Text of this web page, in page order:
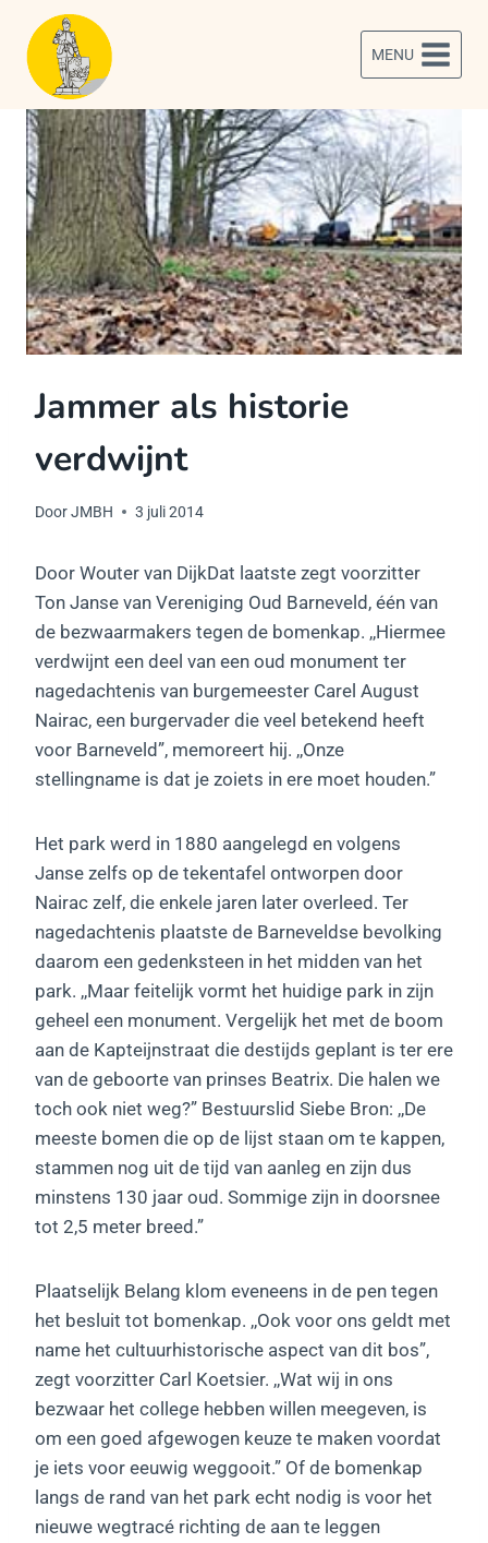
Doorgaan
naar
inhoud
MENU
Jammer als historie
verdwijnt
DoorJMBH 3 juli 2014
Door Wouter van DijkDat laatste zegt voorzitter
Ton Janse van Vereniging Oud Barneveld, één van
de bezwaarmakers tegen de bomenkap. ,,Hiermee
verdwijnt een deel van een oud monument ter
nagedachtenis van burgemeester Carel August
Nairac, een burgervader die veel betekend heeft
voor Barneveld”, memoreert hij. ,,Onze
stellingname is dat je zoiets in ere moet houden.”
Het park werd in 1880 aangelegd en volgens
Janse zelfs op de tekentafel ontworpen door
Nairac zelf, die enkele jaren later overleed. Ter
nagedachtenis plaatste de Barneveldse bevolking
daarom een gedenksteen in het midden van het
park. ,,Maar feitelijk vormt het huidige park in zijn
geheel een monument. Vergelijk het met de boom
aan de Kapteijnstraat die destijds geplant is ter ere
van de geboorte van prinses Beatrix. Die halen we
toch ook niet weg?” Bestuurslid Siebe Bron: ,,De
meeste bomen die op de lijst staan om te kappen,
stammen nog uit de tijd van aanleg en zijn dus
minstens 130 jaar oud. Sommige zijn in doorsnee
tot 2,5 meter breed.”
Plaatselijk Belang klom eveneens in de pen tegen
het besluit tot bomenkap. ,,Ook voor ons geldt met
name het cultuurhistorische aspect van dit bos”,
zegt voorzitter Carl Koetsier. ,,Wat wij in ons
bezwaar het college hebben willen meegeven, is
om een goed afgewogen keuze te maken voordat
je iets voor eeuwig weggooit.” Of de bomenkap
langs de rand van het park echt nodig is voor het
nieuwe wegtracé richting de aan te leggen